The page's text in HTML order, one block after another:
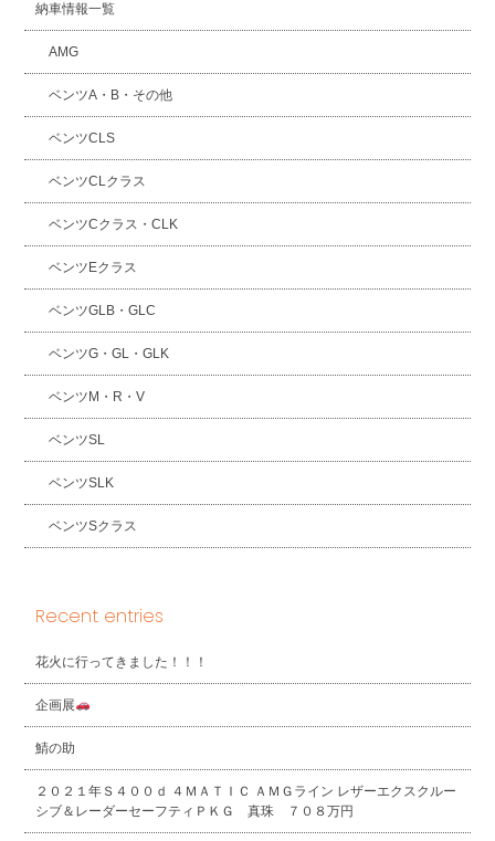
納車情報一覧
AMG
ベンツA・B・その他
ベンツCLS
ベンツCLクラス
ベンツCクラス・CLK
ベンツEクラス
ベンツGLB・GLC
ベンツG・GL・GLK
ベンツM・R・V
ベンツSL
ベンツSLK
ベンツSクラス
Recent entries
花火に行ってきました！！！
企画展
鯖の助
２０２１年Ｓ４００ｄ ４ＭＡＴＩＣ ＡＭＧライン レザーエクスクルー
シブ＆レーダーセーフティＰＫＧ 真珠 ７０８万円